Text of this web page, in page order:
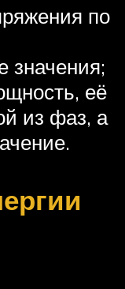
по
значения;
её
из фаз, а